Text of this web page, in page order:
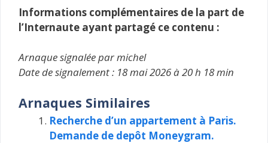
Informations complémentaires de la part de
l’Internaute ayant partagé ce contenu :
Arnaque signalée par michel
Date de signalement : 18 mai 2026 à 20 h 18 min
Arnaques Similaires
Recherche d’un appartement à Paris.
Demande de depôt Moneygram.